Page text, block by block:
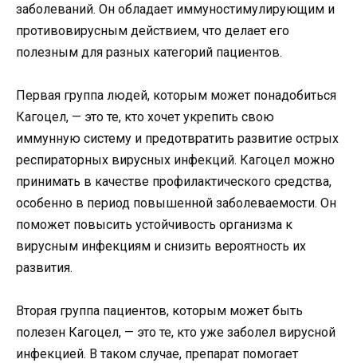
заболеваний. Он обладает иммуностимулирующим и
противовирусным действием, что делает его
полезным для разных категорий пациентов.
Первая группа людей, которым может понадобиться
Кагоцел, — это те, кто хочет укрепить свою
иммунную систему и предотвратить развитие острых
респираторных вирусных инфекций. Кагоцел можно
принимать в качестве профилактического средства,
особенно в период повышенной заболеваемости. Он
поможет повысить устойчивость организма к
вирусным инфекциям и снизить вероятность их
развития.
Вторая группа пациентов, которым может быть
полезен Кагоцел, — это те, кто уже заболел вирусной
инфекцией. В таком случае, препарат помогает